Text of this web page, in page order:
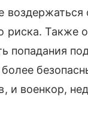
риска. Также
попадания
более
и военкор,